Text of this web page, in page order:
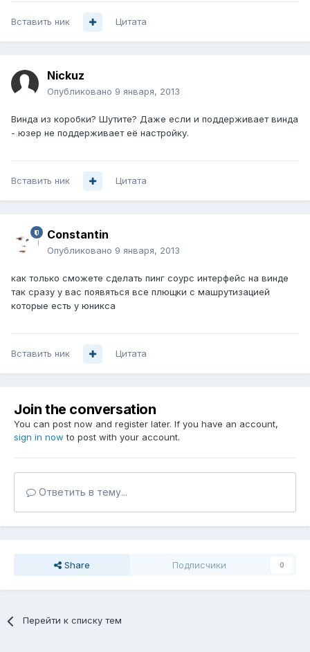
Вставить ник Цитата
Nickuz
Опубликовано 9 января, 2013
Винда из коробки? Шутите? Даже если и поддерживает винда
- юзер не поддерживает её настройку.
Вставить ник Цитата
Constantin
Опубликовано 9 января, 2013
как только сможете сделать пинг соурс интерфейс на винде
так сразу у вас появяться все плющки с машрутизацией
которые есть у юникса
Вставить ник Цитата
Join the conversation
You can post now and register later. If you have an account,
sign in now to post with your account.
Ответить в тему...
Share Подписчики 0
Перейти к списку тем